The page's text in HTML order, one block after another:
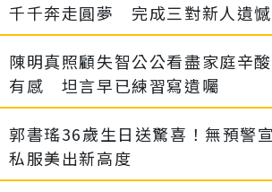
千千奔走圓夢 完成三對新人遺憾
陳明真照顧失智公公看盡家庭辛
有感 坦言早已練習寫遺囑
郭書瑤36歲生日送驚喜！無預警
私服美出新高度